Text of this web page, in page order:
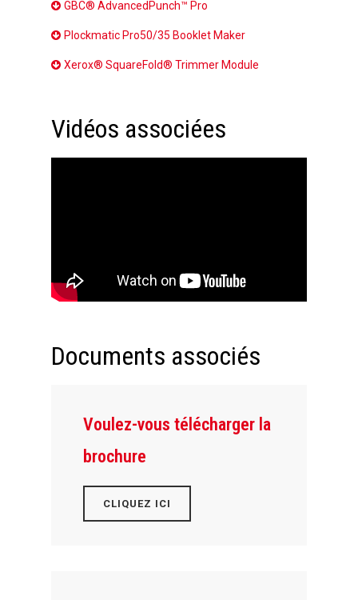
GBC® AdvancedPunch™ Pro
Plockmatic Pro50/35 Booklet Maker
Xerox® SquareFold® Trimmer Module
Vidéos associées
Documents associés
Voulez-vous télécharger la
brochure
CLIQUEZ ICI